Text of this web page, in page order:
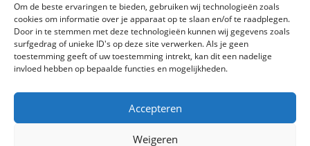
Om de beste ervaringen te bieden, gebruiken wij technologieën zoals
cookies om informatie over je apparaat op te slaan en/of te raadplegen.
Door in te stemmen met deze technologieën kunnen wij gegevens zoals
surfgedrag of unieke ID's op deze site verwerken. Als je geen
toestemming geeft of uw toestemming intrekt, kan dit een nadelige
invloed hebben op bepaalde functies en mogelijkheden.
Accepteren
Weigeren